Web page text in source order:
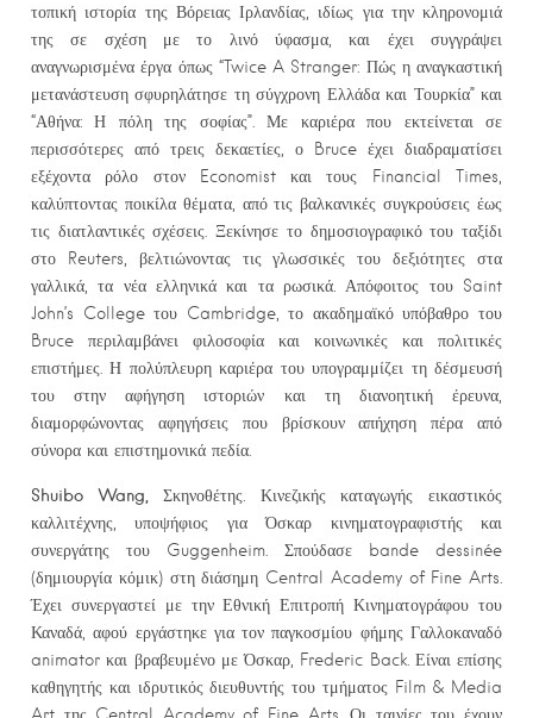
τοπική ιστορία της Βόρειας Ιρλανδίας, ιδίως για την κληρονομιά
της σε σχέση με το λινό ύφασμα, και έχει συγγράψει
αναγνωρισμένα έργα όπως “Twice A Stranger: Πώς η αναγκαστική
μετανάστευση σφυρηλάτησε τη σύγχρονη Ελλάδα και Τουρκία” και
“Αθήνα: Η πόλη της σοφίας”. Με καριέρα που εκτείνεται σε
περισσότερες από τρεις δεκαετίες, ο Bruce έχει διαδραματίσει
εξέχοντα ρόλο στον Economist και τους Financial Times,
καλύπτοντας ποικίλα θέματα, από τις βαλκανικές συγκρούσεις έως
τις διατλαντικές σχέσεις. Ξεκίνησε το δημοσιογραφικό του ταξίδι
στο Reuters, βελτιώνοντας τις γλωσσικές του δεξιότητες στα
γαλλικά, τα νέα ελληνικά και τα ρωσικά. Απόφοιτος του Saint
John’s College του Cambridge, το ακαδημαϊκό υπόβαθρο του
Bruce περιλαμβάνει φιλοσοφία και κοινωνικές και πολιτικές
επιστήμες. Η πολύπλευρη καριέρα του υπογραμμίζει τη δέσμευσή
του στην αφήγηση ιστοριών και τη διανοητική έρευνα,
διαμορφώνοντας αφηγήσεις που βρίσκουν απήχηση πέρα από
σύνορα και επιστημονικά πεδία.
Shuibo Wang, Σκηνοθέτης. Κινεζικής καταγωγής εικαστικός
καλλιτέχνης, υποψήφιος για Όσκαρ κινηματογραφιστής και
συνεργάτης του Guggenheim. Σπούδασε bande dessinée
(δημιουργία κόμικ) στη διάσημη Central Academy of Fine Arts.
Έχει συνεργαστεί με την Εθνική Επιτροπή Κινηματογράφου του
Καναδά, αφού εργάστηκε για τον παγκοσμίου φήμης Γαλλοκαναδό
animator και βραβευμένο με Όσκαρ, Frederic Back. Είναι επίσης
καθηγητής και ιδρυτικός διευθυντής του τμήματος Film & Media